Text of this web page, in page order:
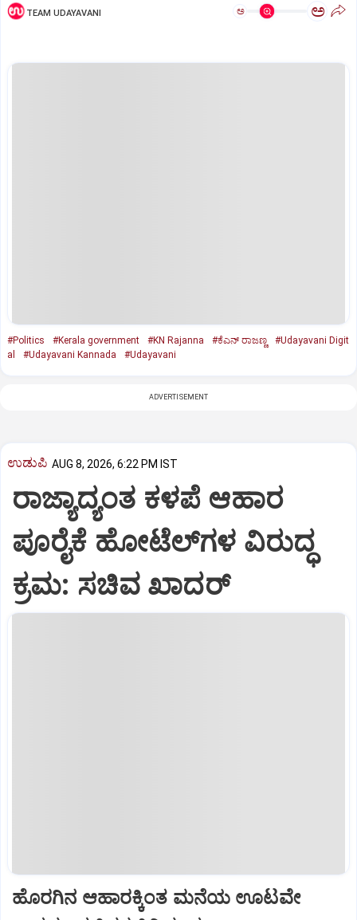
TEAM UDAYAVANI ಅ ಅ
#Politics #Kerala government #KN Rajanna #ಕೆಎನ್‌ ರಾಜಣ್ಣ
#Udayavani Digit
al
#Udayavani Kannada #Udayavani
ADVERTISEMENT
ಉಡುಪಿ AUG 8, 2026, 6:22 PM IST
ರಾಜ್ಯಾದ್ಯಂತ ಕಳಪೆ ಆಹಾರ
ಪೂರೈಕೆ ಹೋಟೆಲ್‌ಗಳ ವಿರುದ್ಧ
ಕ್ರಮ: ಸಚಿವ ಖಾದರ್
ಹೊರಗಿನ ಆಹಾರಕ್ಕಿಂತ ಮನೆಯ ಊಟವೇ